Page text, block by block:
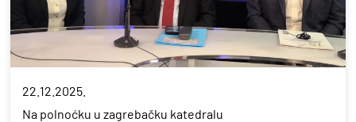
22.12.2025.
Na polnoćku u zagrebačku katedralu